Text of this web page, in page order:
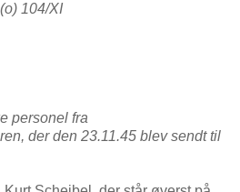
104/XI
personel fra
der den 23.11.45 blev sendt til